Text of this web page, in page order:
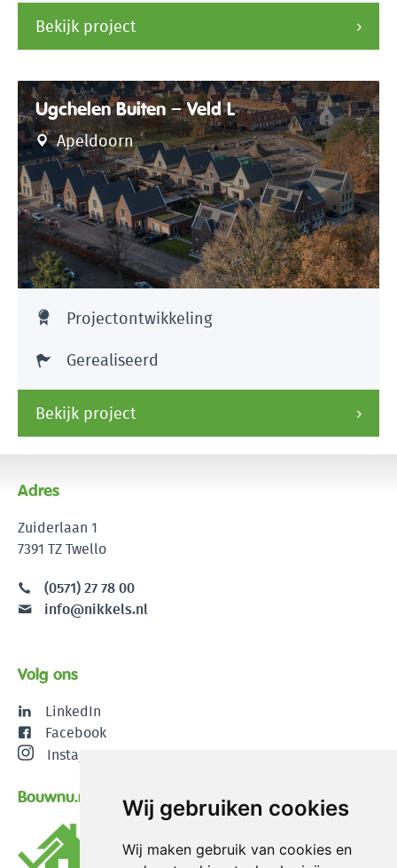
Wij gebruiken cookies
Wij maken gebruik van cookies en
Bekijk project
Ugchelen Buiten – Veld L
Apeldoorn
Projectontwikkeling
Gerealiseerd
Bekijk project
Adres
Zuiderlaan 1
7391 TZ Twello
(0571) 27 78 00
info@nikkels.nl
Volg ons
LinkedIn
Facebook
Instagram
Bouwnu.nl